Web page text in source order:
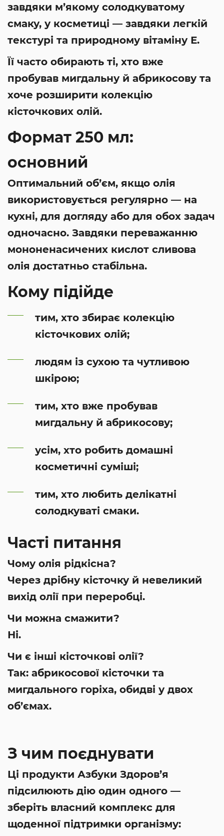
завдяки м’якому солодкуватому
смаку, у косметиці — завдяки легкій
текстурі та природному вітаміну Е.
Її часто обирають ті, хто вже
пробував мигдальну й абрикосову та
хоче розширити колекцію
кісточкових олій.
Формат 250 мл:
основний
Оптимальний об’єм, якщо олія
використовується регулярно — на
кухні, для догляду або для обох задач
одночасно. Завдяки переважанню
мононенасичених кислот сливова
олія достатньо стабільна.
Кому підійде
тим, хто збирає колекцію
кісточкових олій;
людям із сухою та чутливою
шкірою;
тим, хто вже пробував
мигдальну й абрикосову;
усім, хто робить домашні
косметичні суміші;
тим, хто любить делікатні
солодкуваті смаки.
Часті питання
Чому олія рідкісна?
Через дрібну кісточку й невеликий
вихід олії при переробці.
Чи можна смажити?
Ні.
Чи є інші кісточкові олії?
Так: абрикосової кісточки та
мигдального горіха, обидві у двох
об’ємах.
З чим поєднувати
Ці продукти Азбуки Здоров’я
підсилюють дію один одного —
зберіть власний комплекс для
щоденної підтримки організму: